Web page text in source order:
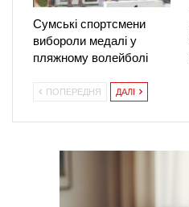
Сумські спортсмени
вибороли медалі у
пляжному волейболі
ПОПЕРЕДНЯ ДАЛІ